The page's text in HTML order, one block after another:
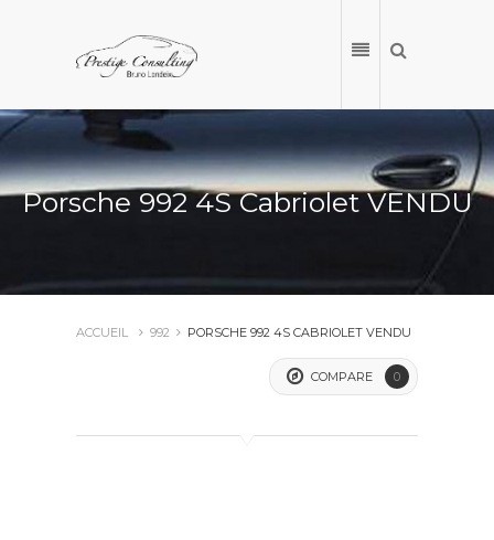
ACCUEIL
Porsche 992 4S Cabriolet VENDU
ACCUEIL 992 PORSCHE 992 4S CABRIOLET VENDU
COMPARE 0